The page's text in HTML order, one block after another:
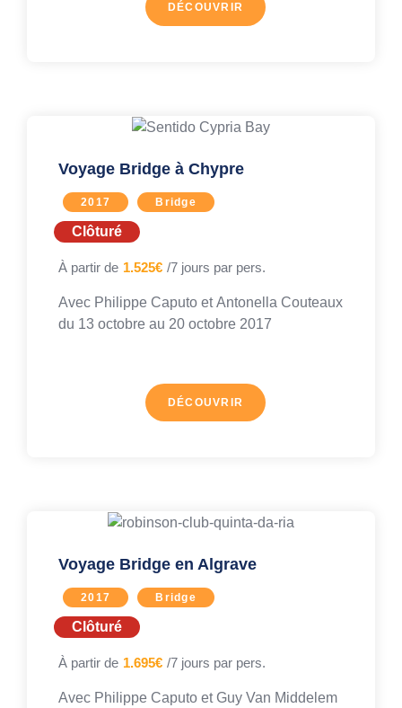
DÉCOUVRIR
Voyage Bridge à Chypre
2017 Bridge
Clôturé
À partir de 1.525€ /7 jours par pers.
Avec Philippe Caputo et Antonella Couteaux
du 13 octobre au 20 octobre 2017
DÉCOUVRIR
Voyage Bridge en Algrave
2017 Bridge
Clôturé
À partir de 1.695€ /7 jours par pers.
Avec Philippe Caputo et Guy Van Middelem